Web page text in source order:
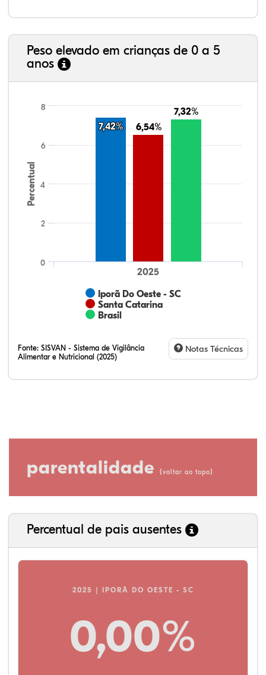
Peso elevado em crianças de 0 a 5
anos
Percentual
7,42%
7,42% 6,54%
6,54%
7,32%
7,32%
Iporã Do Oeste - SC
Santa Catarina
Brasil
2025
0
2
4
6
8
Fonte: SISVAN - Sistema de Vigilância
Alimentar e Nutricional (2025)
Notas Técnicas
parentalidade (voltar ao topo)
Percentual de pais ausentes
2025 | IPORÃ DO OESTE - SC
0,00%